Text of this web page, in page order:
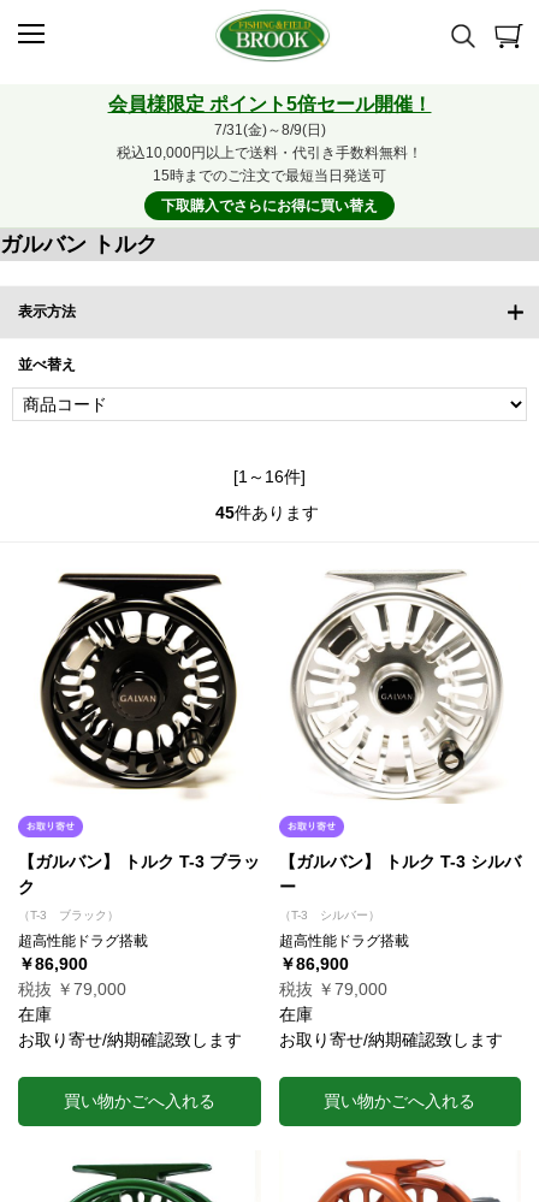
会員様限定 ポイント5倍セール開催！
7/31(金)～8/9(日)
税込10,000円以上で送料・代引き手数料無料！
15時までのご注文で最短当日発送可
下取購入でさらにお得に買い替え
ガルバン トルク
表示方法
並べ替え
[1～16件]
45件あります
【ガルバン】 トルク T-3 ブラッ
ク
（T-3 ブラック）
超高性能ドラグ搭載
￥86,900
税抜 ￥79,000
在庫
お取り寄せ/納期確認致します
買い物かごへ入れる
【ガルバン】 トルク T-3 シルバ
ー
（T-3 シルバー）
超高性能ドラグ搭載
￥86,900
税抜 ￥79,000
在庫
お取り寄せ/納期確認致します
買い物かごへ入れる